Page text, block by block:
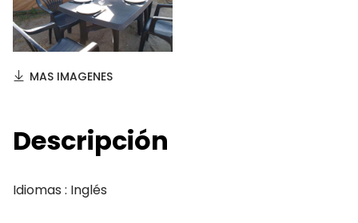
MAS IMAGENES
Descripción
Idiomas : Inglés